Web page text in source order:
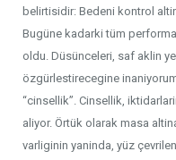
belirtisidir: Bedeni kontrol
Bugüne kadarki tüm
oldu. Düsünceleri, saf aklin
özgürlestirecegine
“cinsellik”. Cinsellik,
aliyor. Örtük olarak masa
varliginin yaninda, yüz